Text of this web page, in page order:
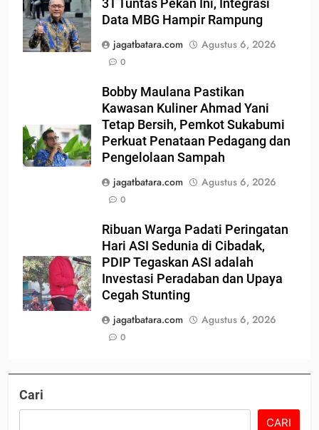
3T Tuntas Pekan Ini, Integrasi
Data MBG Hampir Rampung
jagatbatara.com
Agustus 6, 2026
0
Bobby Maulana Pastikan
Kawasan Kuliner Ahmad Yani
Tetap Bersih, Pemkot Sukabumi
Perkuat Penataan Pedagang dan
Pengelolaan Sampah
jagatbatara.com
Agustus 6, 2026
0
Ribuan Warga Padati Peringatan
Hari ASI Sedunia di Cibadak,
PDIP Tegaskan ASI adalah
Investasi Peradaban dan Upaya
Cegah Stunting
jagatbatara.com
Agustus 6, 2026
0
Cari
CARI